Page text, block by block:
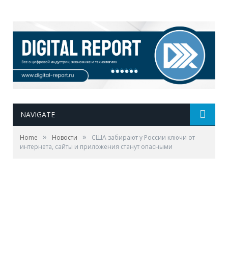
NAVIGATE
Home » Новости »
США забирают у России ключи от
интернета, сайты и приложения станут опасными